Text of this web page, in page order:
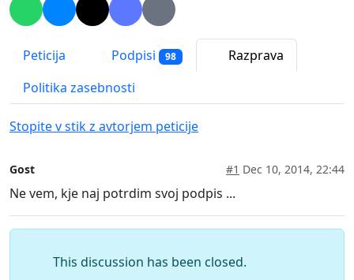
Peticija Podpisi 98
Razprava
Politika zasebnosti
Stopite v stik z avtorjem peticije
Gost #1 Dec 10, 2014, 22:44
Ne vem, kje naj potrdim svoj podpis ...
This discussion has been closed.